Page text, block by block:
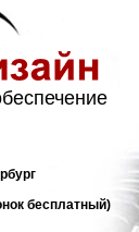
бесплатный)